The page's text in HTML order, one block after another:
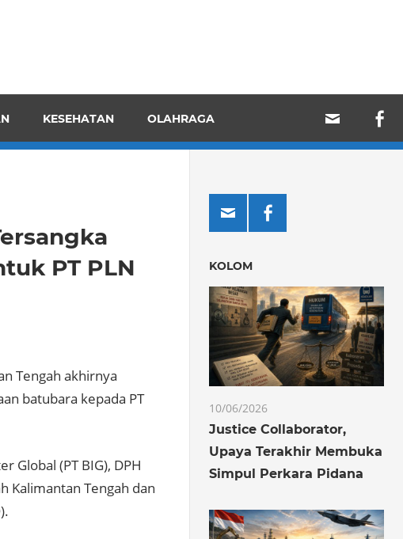
KESEHATAN OLAHRAGA
PT PLN
Tengah akhirnya
batubara kepada PT
Global (PT BIG), DPH
Kalimantan Tengah dan
KOLOM
10/06/2026
Justice Collaborator,
Upaya Terakhir Membuka
Simpul Perkara Pidana